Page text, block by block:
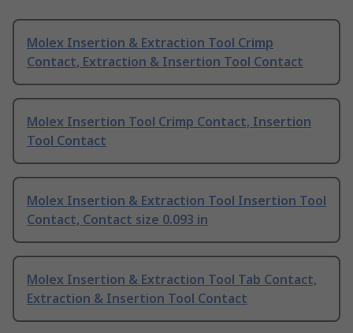
Molex Insertion & Extraction Tool Crimp
Contact, Extraction & Insertion Tool Contact
Molex Insertion Tool Crimp Contact, Insertion
Tool Contact
Molex Insertion & Extraction Tool Insertion Tool
Contact, Contact size 0.093 in
Molex Insertion & Extraction Tool Tab Contact,
Extraction & Insertion Tool Contact